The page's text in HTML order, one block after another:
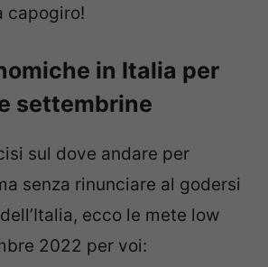
capogiro!
in Italia per
settembrine
sul dove andare per
senza rinunciare al godersi
ecco le mete low
2022 per voi: